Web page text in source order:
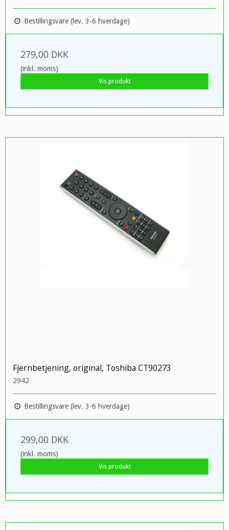
Bestillingsvare (lev. 3-6 hverdage)
279,00 DKK
(inkl. moms)
Vis produkt
Fjernbetjening, original, Toshiba CT90273
2942
Bestillingsvare (lev. 3-6 hverdage)
299,00 DKK
(inkl. moms)
Vis produkt